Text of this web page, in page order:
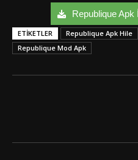
Republique Apk
ETIKETLER Republique Apk Hile
Republique Mod Apk